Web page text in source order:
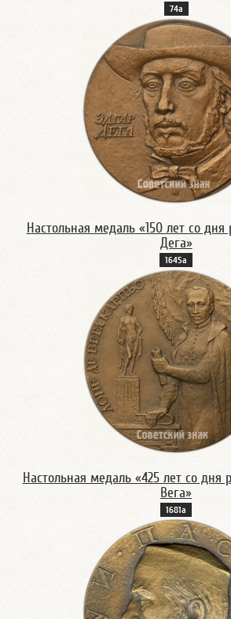
74а
Настольная медаль «150 лет со
Дега»
1645а
Настольная медаль «425 лет со
Вега»
1681а